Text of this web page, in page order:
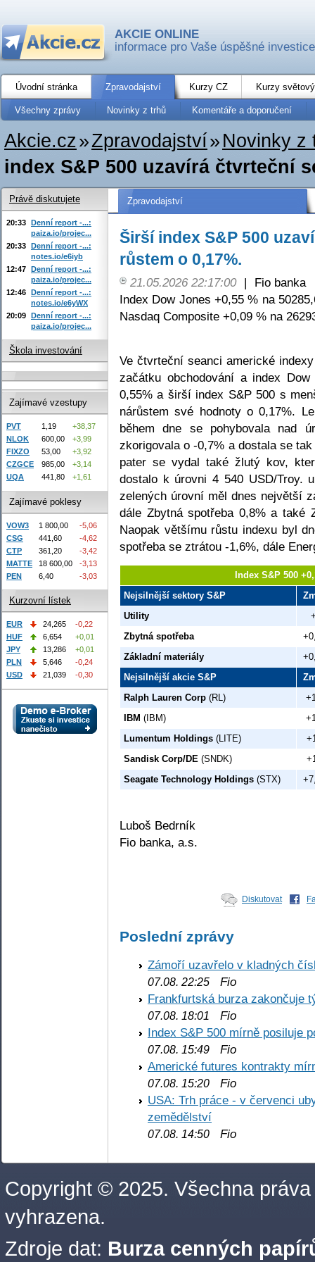
AKCIE ONLINE
informace pro Vaše úspěšné investice
Úvodní stránka Zpravodajství Kurzy CZ Kurzy
Všechny zprávy Novinky z trhů Komentáře a doporučení
Akcie.cz»Zpravodajství» Novinky z
index S&P 500 uzavírá čtvrteční
Zpravodajství
Širší index S&P 500
růstem o 0,17%.
21.05.2026 22:17:00 |
Fio banka
Index Dow Jones +0,55 % na
Nasdaq Composite +0,09 % na
Ve čtvrteční seanci americké
začátku obchodování a index
0,55% a širší index S&P 500 s
nárůstem své hodnoty o 0,17%.
během dne se pohybovala nad
zkorigovala o -0,7% a dostala se
pater se vydal také žlutý kov,
dostalo k úrovni 4 540 USD/Troy.
zelených úrovní měl dnes největší
dále Zbytná spotřeba 0,8% a také
Naopak většímu růstu indexu byl
spotřeba se ztrátou -1,6%, dále
Index S&P 500
Nejsilnější sektory S&P
Utility
Zbytná spotřeba
Základní materiály
Nejsilnější akcie S&P
Ralph Lauren Corp (RL)
IBM (IBM)
Lumentum Holdings (LITE)
Sandisk Corp/DE (SNDK)
Seagate Technology Holdings (STX)
Luboš Bedrník
Fio banka, a.s.
Diskutovat
Poslední zprávy
Zámoří uzavřelo v kladných
07.08. 22:25 Fio
Frankfurtská burza zakončuje
07.08. 18:01
Fio
Index S&P 500 mírně posiluje
07.08. 15:49 Fio
Americké futures kontrakty
07.08. 15:20 Fio
USA: Trh práce - v červenci
zemědělství
07.08. 14:50 Fio
Právě diskutujete
20:33 Denní report -...:
paiza.io/projec...
20:33 Denní report -...:
notes.io/e6iyb
12:47 Denní report -...:
paiza.io/projec...
12:46 Denní report -...:
notes.io/e6yWX
20:09 Denní report -...:
paiza.io/projec...
Škola investování
Zajímavé vzestupy
PVT 1,19
+38,37
NLOK
600,00
+3,99
FIXZO
53,00
+3,92
CZGCE
985,00
+3,14
UQA
441,80 +1,61
Zajímavé poklesy
VOW3 1 800,00
-5,06
CSG
441,60
-4,62
CTP
361,20
-3,42
MATTE
18 600,00
-3,13
PEN
6,40 -3,03
Kurzovní lístek
EUR 24,265
-0,22
HUF
6,654
+0,01
JPY
13,286
+0,01
PLN
5,646
-0,24
USD
21,039 -0,30
Copyright © 2025. Všechna práva
vyhrazena.
Zdroje dat: Burza cenných